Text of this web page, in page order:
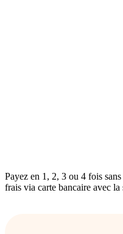
Payez en 1, 2, 3 ou 4 fois
frais via carte bancaire avec